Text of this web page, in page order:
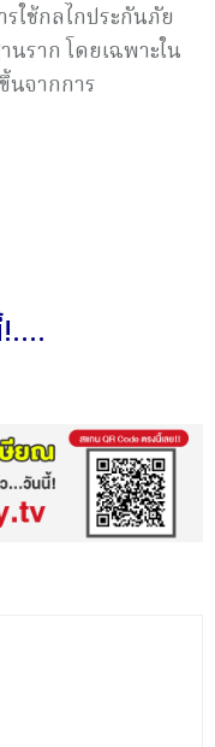
ใช้กลไกประกันภัย
ราก โดยเฉพาะใน
นจากการ